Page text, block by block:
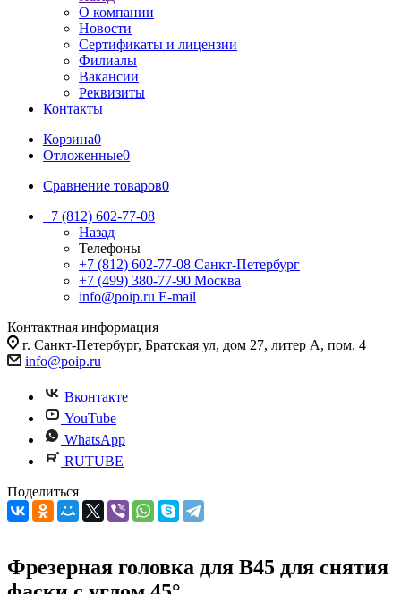
О компании
Новости
Сертификаты и лицензии
Филиалы
Вакансии
Реквизиты
Контакты
Корзина0
Отложенные0
Сравнение товаров0
+7 (812) 602-77-08
Назад
Телефоны
+7 (812) 602-77-08 Санкт-Петербург
+7 (499) 380-77-90 Москва
info@poip.ru E-mail
Контактная информация
г. Санкт-Петербург, Братская ул, дом 27, литер А, пом. 4
info@poip.ru
Вконтакте
YouTube
WhatsApp
RUTUBE
Поделиться
Фрезерная головка для B45 для снятия